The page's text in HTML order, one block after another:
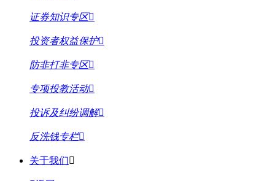
证券知识专区
投资者权益保护
防非打非专区
专项投教活动
投诉及纠纷调解
反洗钱专栏
关于我们